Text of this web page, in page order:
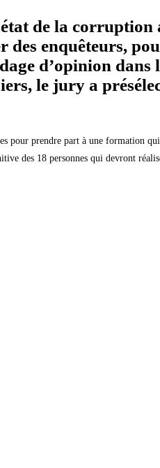
de la
des enquêteurs,
d’opinion dans
le jury a
pour prendre part à une formation
des 18 personnes qui devront